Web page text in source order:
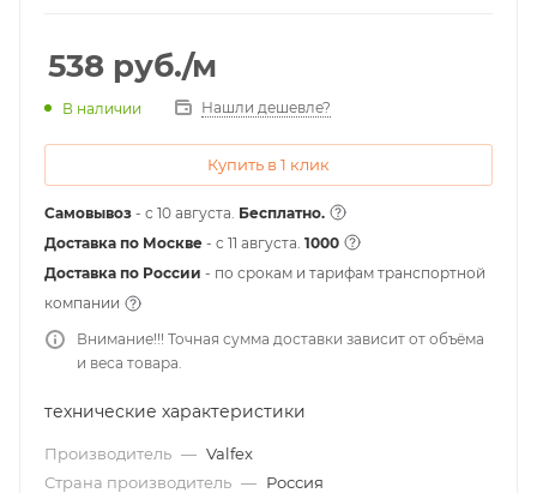
538 руб./м
В наличии Нашли дешевле?
Купить в 1 клик
Самовывоз - с 10 августа. Бесплатно.
Доставка по Москве - c 11 августа. 1000
Доставка по России - по срокам и тарифам транспортной
компании
Внимание!!! Точная сумма доставки зависит от объёма
и веса товара.
технические характеристики
Производитель — Valfex
Страна производитель — Россия